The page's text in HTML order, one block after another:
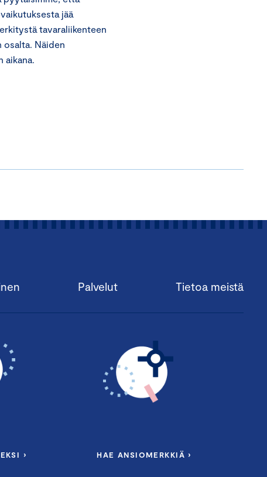
jää
tavaraliikenteen
osalta. Näiden
aikana.
Palvelut Tietoa meistä
› HAE ANSIOMERKKIÄ ›